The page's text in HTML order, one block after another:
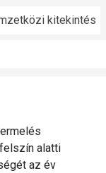
kitekintés
alatti
az év